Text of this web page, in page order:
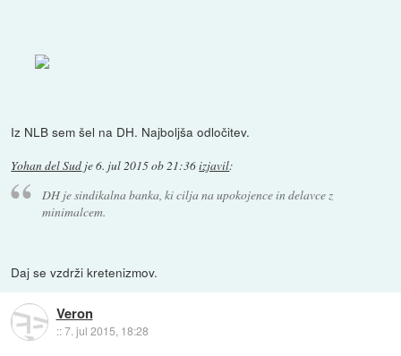
Iz NLB sem šel na DH. Najboljša odločitev.
Yohan del Sud je6. jul 2015 ob 21:36izjavil:
DH je sindikalna banka, ki cilja na upokojence in delavce z
minimalcem.
Daj se vzdrži kretenizmov.
Veron
::7. jul 2015, 18:28